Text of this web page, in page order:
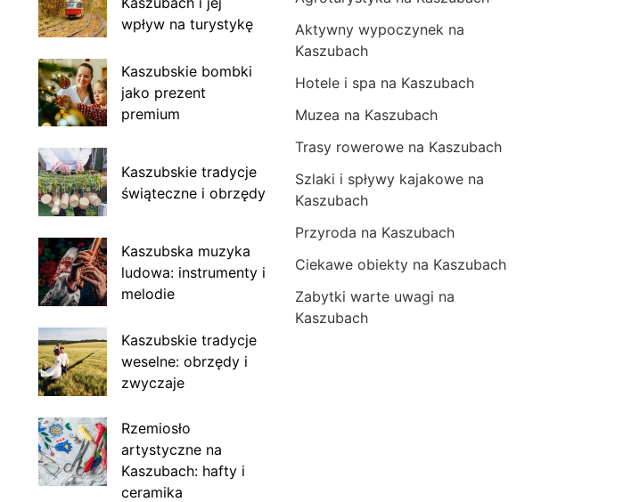
wpływ na turystykę
Kaszubskie bombki
jako prezent
premium
Kaszubskie tradycje
świąteczne i obrzędy
Kaszubska muzyka
ludowa: instrumenty i
melodie
Kaszubskie tradycje
weselne: obrzędy i
zwyczaje
Rzemiosło
artystyczne na
Kaszubach: hafty i
ceramika
Aktywny wypoczynek na
Kaszubach
Hotele i spa na Kaszubach
Muzea na Kaszubach
Trasy rowerowe na Kaszubach
Szlaki i spływy kajakowe na
Kaszubach
Przyroda na Kaszubach
Ciekawe obiekty na Kaszubach
Zabytki warte uwagi na
Kaszubach